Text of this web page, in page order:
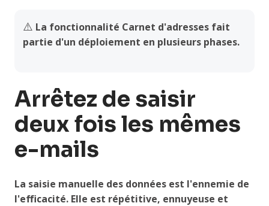
⚠️ La fonctionnalité Carnet d'adresses fait
partie d'un déploiement en plusieurs phases.
Arrêtez de saisir
deux fois les mêmes
e-mails
La saisie manuelle des données est l'ennemie de
l'efficacité. Elle est répétitive, ennuyeuse et